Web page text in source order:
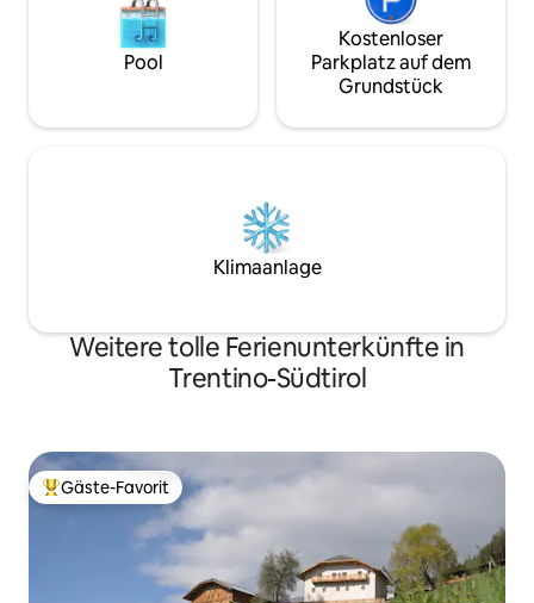
Pool
Kostenloser
Parkplatz auf dem
Grundstück
Klimaanlage
Weitere tolle Ferienunterkünfte in
Trentino-Südtirol
Beliebter Gäste-Favorit.
Gäste-Favorit